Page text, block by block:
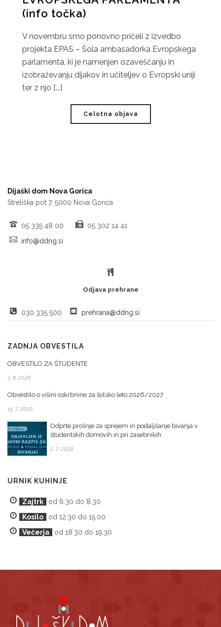
(info točka)
V novembru smo ponovno pričeli z izvedbo
projekta EPAS – Šola ambasadorka Evropskega
parlamenta, ki je namenjen ozaveščanju in
izobraževanju dijakov in učiteljev o Evropski uniji
ter z njo [...]
Celotna objava
Dijaški dom Nova Gorica
Streliška pot 7, 5000 Nova Gorica
05 335 48 00
05 302 14 41
info@ddng.si
Odjava prehrane
030 335 500 prehrana@ddng.si
ZADNJA OBVESTILA
OBVESTILO ZA ŠTUDENTE
3. 8. 2026
Obvestilo o višini oskrbnine za šolsko leto 2026/2027
15. 7. 2026
Odprte prošnje za sprejem in podaljšanje bivanja v
študentskih domovih in pri zasebnikih
2. 7. 2026
URNIK KUHINJE
Zajtrk
od 6.30 do 8.30
Kosilo
od 12.30 do 15.00
Večerja
od 18.30 do 19.30